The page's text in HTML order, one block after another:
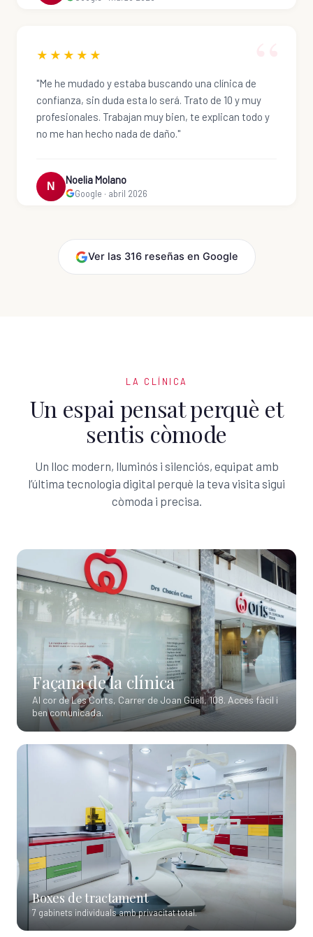
★★★★★
"Me he mudado y estaba buscando una clínica de
confianza, sin duda esta lo será. Trato de 10 y muy
profesionales. Trabajan muy bien, te explican todo y
no me han hecho nada de daño."
N
Noelia Molano
Google · abril 2026
Ver las 316 reseñas en Google
LA CLÍNICA
Un espai pensat perquè et
sentis còmode
Un lloc modern, lluminós i silenciós, equipat amb
l’última tecnologia digital perquè la teva visita sigui
còmoda i precisa.
Façana de la clínica
Al cor de Les Corts, Carrer de Joan Güell, 108. Accés fàcil i
ben comunicada.
Boxes de tractament
7 gabinets individuals amb privacitat total.